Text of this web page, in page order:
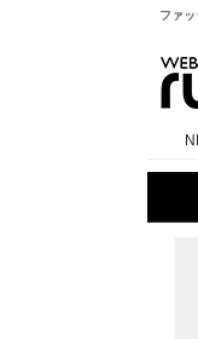
ファ